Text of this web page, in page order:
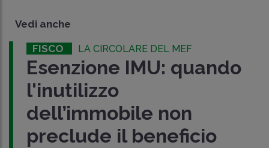
Vedi anche
FISCO LA CIRCOLARE DEL MEF
Esenzione IMU: quando
l'inutilizzo
dell’immobile non
preclude il beneficio